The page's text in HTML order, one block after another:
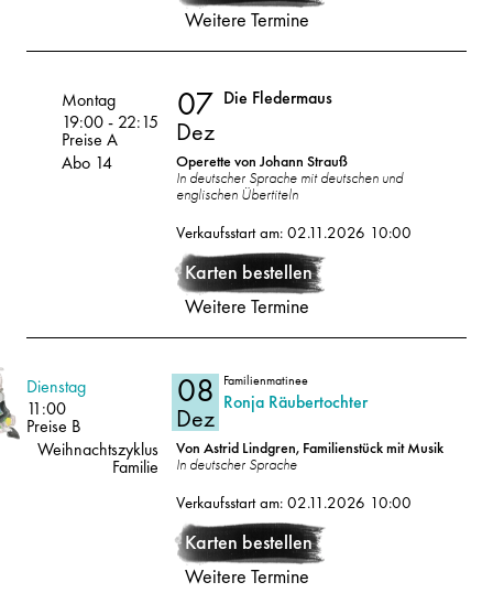
Weitere Termine
07
Dez
Die Fledermaus
Operette von Johann Strauß
In deutscher Sprache mit deutschen und
englischen Übertiteln
Verkaufsstart am: 02.11.2026 10:00
Karten bestellen
Weitere Termine
Volksoper
Montag
19:00- 22:15
Preise A
Abo 14
08
Dez
Familienmatinee
Ronja Räubertochter
Von Astrid Lindgren, Familienstück mit Musik
In deutscher Sprache
Verkaufsstart am: 02.11.2026 10:00
Karten bestellen
Weitere Termine
Volksoper
Dienstag
11:00
Preise B
Weihnachtszyklus
Familie